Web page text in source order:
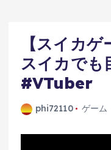
【スイカ
スイカでも
#VTuber
phi72110 ゲーム